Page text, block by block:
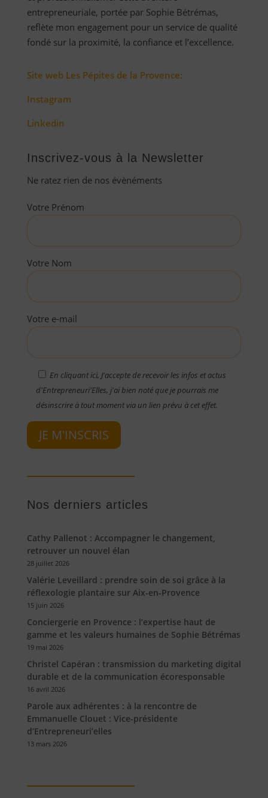
entrepreneuriale, portée par Sophie Bétrémas,
reflète mon engagement pour un service de qualité
fondé sur la proximité, la confiance et l’excellence.
Site web Les Pépites de la Provence:
Instagram
Linkedin
Inscrivez-vous à la Newsletter
Ne ratez rien de nos évènéments
Votre Prénom
Votre Nom
Votre e-mail
En cliquant ici, J'accepte de recevoir les infos et actus
d'Entrepreneuri'Elles, j'ai bien noté que je pourrais me
désinscrire à tout moment via un lien prévu à cet effet.
JE M'INSCRIS
Nos derniers articles
Cathy Pallenot : Accompagner le changement,
retrouver un nouvel élan
28 juillet 2026
Valérie Leveillard : prendre soin de soi grâce à la
réflexologie plantaire sur Aix-en-Provence
15 juin 2026
Conciergerie en Provence : l’expertise haut de
gamme et les valeurs humaines de Sophie Bétrémas
19 mai 2026
Christel Capéran : transmission du marketing digital
durable et de la communication écoresponsable
16 avril 2026
Parole aux adhérentes : à la rencontre de
Emmanuelle Clouet : Vice-présidente
d’Entrepreneuri’elles
13 mars 2026